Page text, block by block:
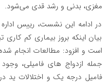
مغزی، بدنی و رشد قدی می‌شود.
در ادامه این نشست، رییس
بیان اینکه بروز بیماری کم کاری
است و افزود: مطالعات انجام
جمله ازدواج های فامیلی،
فامیل درجه یک و اختلالات ید